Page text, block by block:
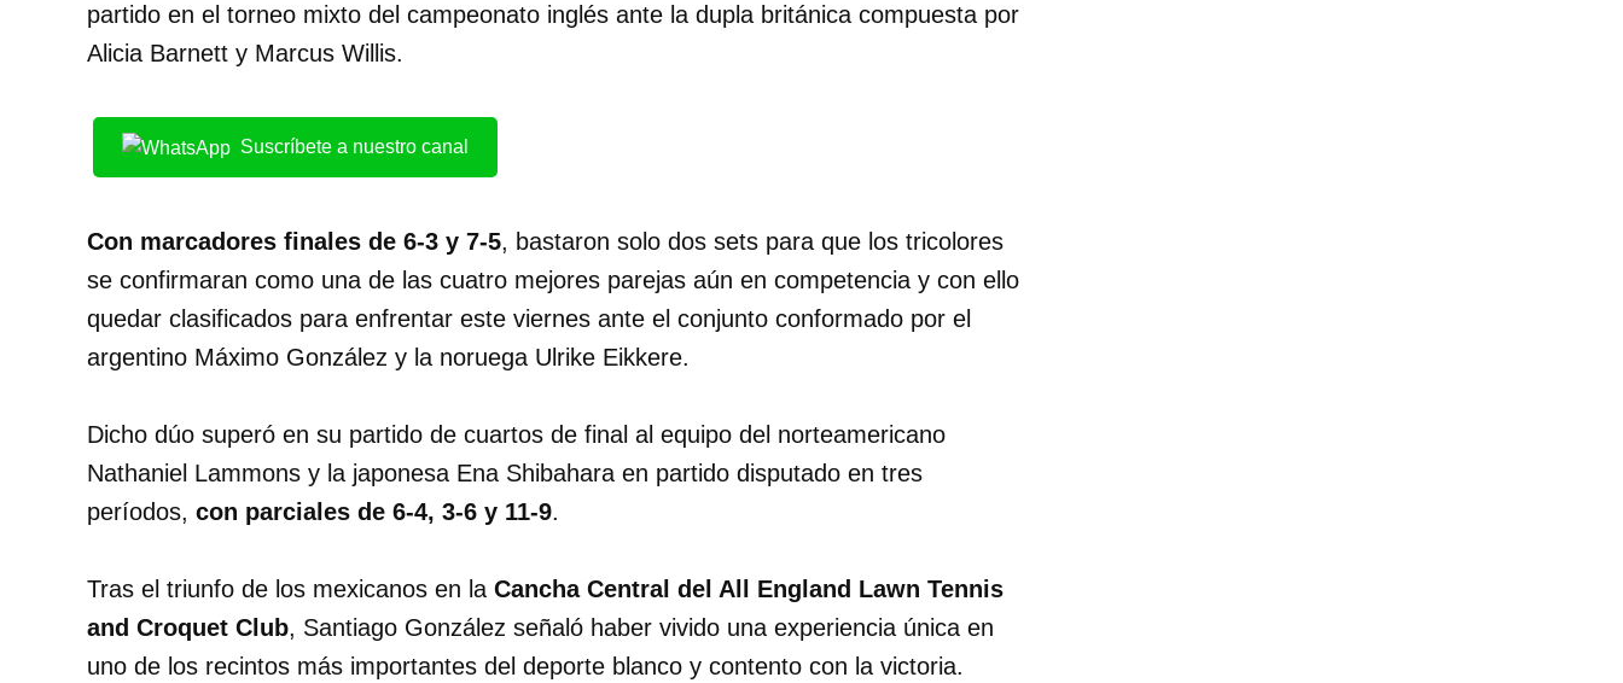
partido en el torneo mixto del campeonato inglés ante la dupla británica compuesta por
Alicia Barnett y Marcus Willis.
Suscríbete a nuestro canal
Con marcadores finales de 6-3 y 7-5, bastaron solo dos sets para que los tricolores
se confirmaran como una de las cuatro mejores parejas aún en competencia y con ello
quedar clasificados para enfrentar este viernes ante el conjunto conformado por el
argentino Máximo González y la noruega Ulrike Eikkere.
Dicho dúo superó en su partido de cuartos de final al equipo del norteamericano
Nathaniel Lammons y la japonesa Ena Shibahara en partido disputado en tres
períodos, con parciales de 6-4, 3-6 y 11-9.
Tras el triunfo de los mexicanos en la Cancha Central del All England Lawn Tennis
and Croquet Club, Santiago González señaló haber vivido una experiencia única en
uno de los recintos más importantes del deporte blanco y contento con la victoria.